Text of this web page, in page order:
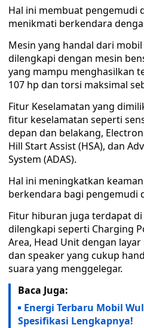
Hal ini membuat pengemudi
menikmati berkendara
Mesin yang handal dari
dilengkapi dengan mesin
yang mampu menghasilkan
107 hp dan torsi maksimal
Fitur Keselamatan yang
fitur keselamatan seperti
depan dan belakang,
Hill Start Assist (HSA), dan
System (ADAS).
Hal ini meningkatkan
berkendara bagi pengemudi
Fitur hiburan juga terdapat
dilengkapi seperti Charging
Area, Head Unit dengan
dan speaker yang cukup
suara yang menggelegar.
Baca Juga:
Energi Terbaru Mobil
Spesifikasi Lengkapnya!